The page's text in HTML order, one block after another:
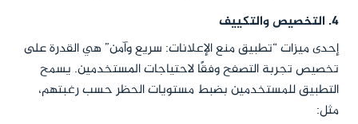
4. التخصيص والتكييف
إحدى ميزات “تطبيق منع الإعلانات: سريع وآمن” هي القدرة على
تخصيص تجربة التصفح وفقًا لاحتياجات المستخدمين. يسمح
التطبيق للمستخدمين بضبط مستويات الحظر حسب رغبتهم،
مثل: